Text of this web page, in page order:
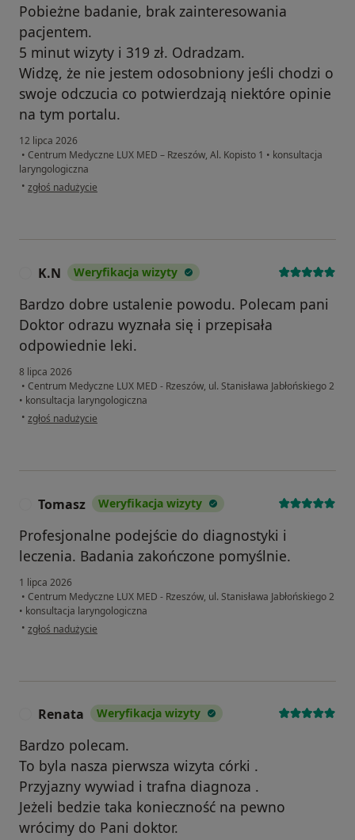
Pobieżne badanie, brak zainteresowania
pacjentem.
5 minut wizyty i 319 zł. Odradzam.
Widzę, że nie jestem odosobniony jeśli chodzi o
swoje odczucia co potwierdzają niektóre opinie
na tym portalu.
12 lipca 2026
• Centrum Medyczne LUX MED – Rzeszów, Al. Kopisto 1 • konsultacja
laryngologiczna
• w opinii użytkownika Pacjent
zgłoś nadużycie
K.N Weryfikacja wizyty
Bardzo dobre ustalenie powodu. Polecam pani
Doktor odrazu wyznała się i przepisała
odpowiednie leki.
8 lipca 2026
• Centrum Medyczne LUX MED - Rzeszów, ul. Stanisława Jabłońskiego 2
• konsultacja laryngologiczna
• w opinii użytkownika K.N
zgłoś nadużycie
Tomasz Weryfikacja wizyty
Profesjonalne podejście do diagnostyki i
leczenia. Badania zakończone pomyślnie.
1 lipca 2026
• Centrum Medyczne LUX MED - Rzeszów, ul. Stanisława Jabłońskiego 2
• konsultacja laryngologiczna
• w opinii użytkownika Tomasz
zgłoś nadużycie
Renata Weryfikacja wizyty
Bardzo polecam.
To byla nasza pierwsza wizyta córki .
Przyjazny wywiad i trafna diagnoza .
Jeżeli bedzie taka konieczność na pewno
wrócimy do Pani doktor.